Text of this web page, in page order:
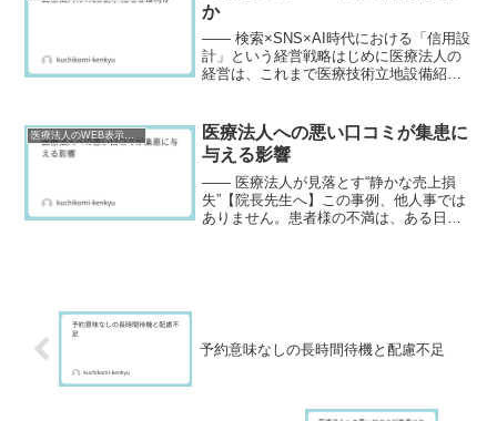
か
―― 検索×SNS×AI時代における「信用設
計」という経営戦略はじめに医療法人の
経営は、これまで医療技術立地設備紹介
も、まず検索します。そして表示された
情報によって、来...
医療法人のWEB表示戦略（検索×SNS×AI統合管理）
医療法人への悪い口コミが集患に
与える影響
―― 医療法人が見落とす“静かな売上損
失”【院長先生へ】この事例、他人事では
ありません。患者様の不満は、ある日突
予約意味なしの長時間待機と配慮不足